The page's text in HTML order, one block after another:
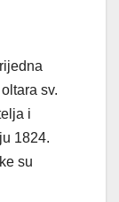
sv.
i
1824.
su